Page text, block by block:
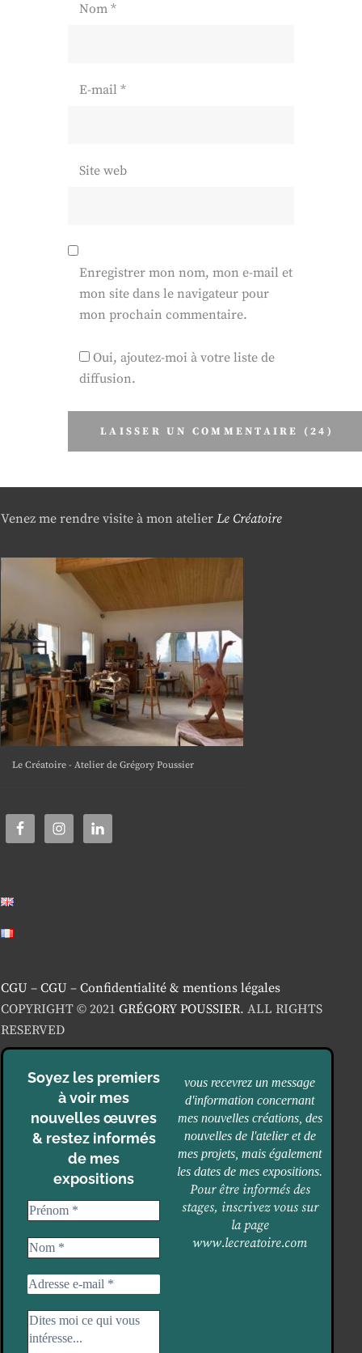
Nom *
E-mail *
Site web
Enregistrer mon nom, mon e-mail et
mon site dans le navigateur pour
mon prochain commentaire.
Oui, ajoutez-moi à votre liste de
diffusion.
Venez me rendre visite à mon atelier Le Créatoire
Le Créatoire - Atelier de Grégory Poussier
CGU – CGU – Confidentialité & mentions légales
COPYRIGHT © 2021 GRÉGORY POUSSIER. ALL RIGHTS
RESERVED
Soyez les premiers
à voir mes
nouvelles œuvres
& restez informés
de mes
expositions
vous recevrez un message
d'information concernant
mes nouvelles créations, des
nouvelles de l'atelier et de
mes projets, mais également
les dates de mes expositions.
Pour être informés des
stages, inscrivez vous sur
la page
www.lecreatoire.com